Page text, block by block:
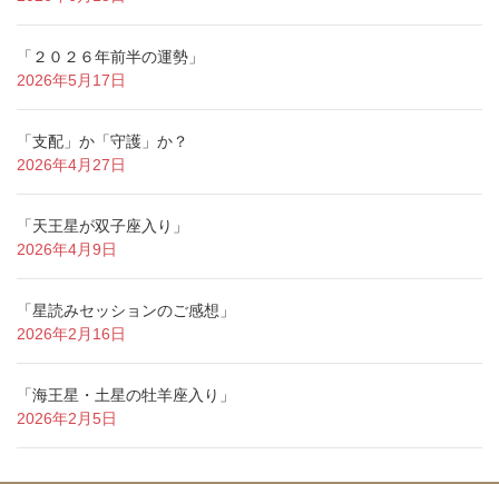
「２０２６年前半の運勢」
2026年5月17日
「支配」か「守護」か？
2026年4月27日
「天王星が双子座入り」
2026年4月9日
「星読みセッションのご感想」
2026年2月16日
「海王星・土星の牡羊座入り」
2026年2月5日